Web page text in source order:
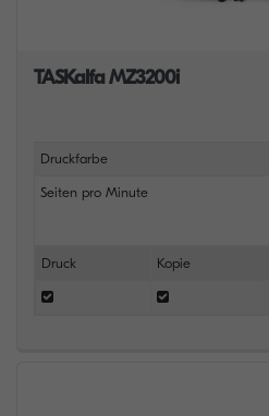
TASKalfa MZ3200i
Druckfarbe
Seiten pro Minute
Druck Kopie